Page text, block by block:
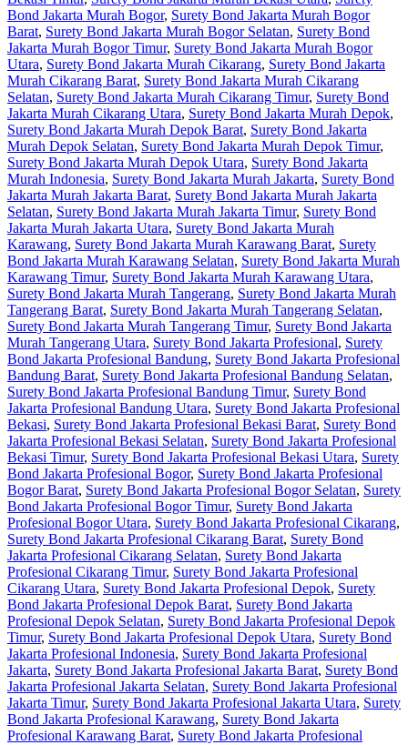
Bond Jakarta Murah Bogor, Surety Bond Jakarta Murah Bogor
Barat, Surety Bond Jakarta Murah Bogor Selatan, Surety Bond
Jakarta Murah Bogor Timur, Surety Bond Jakarta Murah Bogor
Utara, Surety Bond Jakarta Murah Cikarang, Surety Bond Jakarta
Murah Cikarang Barat, Surety Bond Jakarta Murah Cikarang
Selatan, Surety Bond Jakarta Murah Cikarang Timur, Surety Bond
Jakarta Murah Cikarang Utara, Surety Bond Jakarta Murah Depok,
Surety Bond Jakarta Murah Depok Barat, Surety Bond Jakarta
Murah Depok Selatan, Surety Bond Jakarta Murah Depok Timur,
Surety Bond Jakarta Murah Depok Utara, Surety Bond Jakarta
Murah Indonesia, Surety Bond Jakarta Murah Jakarta, Surety Bond
Jakarta Murah Jakarta Barat, Surety Bond Jakarta Murah Jakarta
Selatan, Surety Bond Jakarta Murah Jakarta Timur, Surety Bond
Jakarta Murah Jakarta Utara, Surety Bond Jakarta Murah
Karawang, Surety Bond Jakarta Murah Karawang Barat, Surety
Bond Jakarta Murah Karawang Selatan, Surety Bond Jakarta Murah
Karawang Timur, Surety Bond Jakarta Murah Karawang Utara,
Surety Bond Jakarta Murah Tangerang, Surety Bond Jakarta Murah
Tangerang Barat, Surety Bond Jakarta Murah Tangerang Selatan,
Surety Bond Jakarta Murah Tangerang Timur, Surety Bond Jakarta
Murah Tangerang Utara, Surety Bond Jakarta Profesional, Surety
Bond Jakarta Profesional Bandung, Surety Bond Jakarta Profesional
Bandung Barat, Surety Bond Jakarta Profesional Bandung Selatan,
Surety Bond Jakarta Profesional Bandung Timur, Surety Bond
Jakarta Profesional Bandung Utara, Surety Bond Jakarta Profesional
Bekasi, Surety Bond Jakarta Profesional Bekasi Barat, Surety Bond
Jakarta Profesional Bekasi Selatan, Surety Bond Jakarta Profesional
Bekasi Timur, Surety Bond Jakarta Profesional Bekasi Utara, Surety
Bond Jakarta Profesional Bogor, Surety Bond Jakarta Profesional
Bogor Barat, Surety Bond Jakarta Profesional Bogor Selatan, Surety
Bond Jakarta Profesional Bogor Timur, Surety Bond Jakarta
Profesional Bogor Utara, Surety Bond Jakarta Profesional Cikarang,
Surety Bond Jakarta Profesional Cikarang Barat, Surety Bond
Jakarta Profesional Cikarang Selatan, Surety Bond Jakarta
Profesional Cikarang Timur, Surety Bond Jakarta Profesional
Cikarang Utara, Surety Bond Jakarta Profesional Depok, Surety
Bond Jakarta Profesional Depok Barat, Surety Bond Jakarta
Profesional Depok Selatan, Surety Bond Jakarta Profesional Depok
Timur, Surety Bond Jakarta Profesional Depok Utara, Surety Bond
Jakarta Profesional Indonesia, Surety Bond Jakarta Profesional
Jakarta, Surety Bond Jakarta Profesional Jakarta Barat, Surety Bond
Jakarta Profesional Jakarta Selatan, Surety Bond Jakarta Profesional
Jakarta Timur, Surety Bond Jakarta Profesional Jakarta Utara, Surety
Bond Jakarta Profesional Karawang, Surety Bond Jakarta
Profesional Karawang Barat, Surety Bond Jakarta Profesional